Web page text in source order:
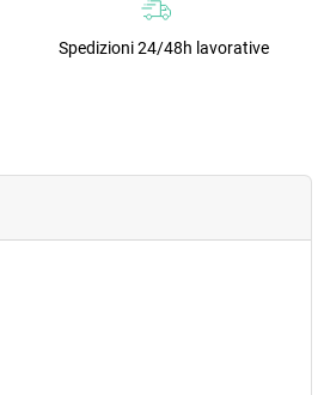
Spedizioni 24/48h lavorative